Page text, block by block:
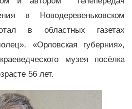
в Новодеревеньковском
в областных газетах
«Орловская губерния»,
музея посёлка
56 лет.